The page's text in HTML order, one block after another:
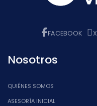
FACEBOOK X
Nosotros
QUIÉNES SOMOS
ASESORÍA INICIAL